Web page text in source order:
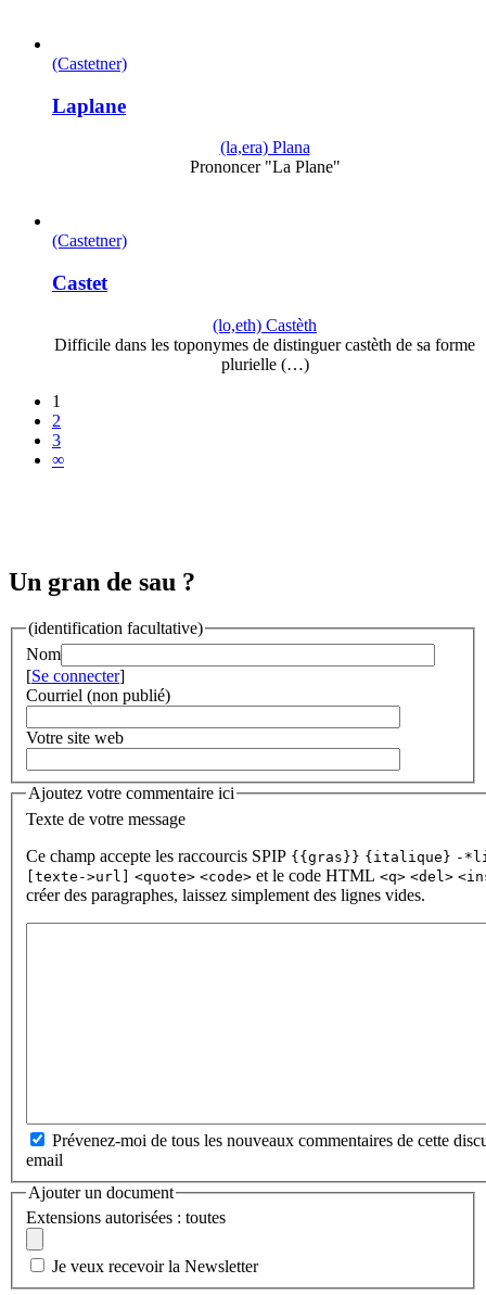
(Castetner)
Laplane
(la,era) Plana
Prononcer "La Plane"
(Castetner)
Castet
(lo,eth) Castèth
Difficile dans les toponymes de distinguer castèth de sa forme
plurielle (…)
1
2
3
∞
Un gran de sau ?
(identification facultative)
Nom
[Se connecter]
Courriel (non publié)
Votre site web
Ajoutez votre commentaire ici
Texte de votre message
Ce champ accepte les raccourcis SPIP {{gras}} {italique} -
[texte->url] <quote> <code> et le code HTML <q> <del>
créer des paragraphes, laissez simplement des lignes vides.
Prévenez-moi de tous les nouveaux commentaires de cette
email
Ajouter un document
Extensions autorisées : toutes
Je veux recevoir la Newsletter